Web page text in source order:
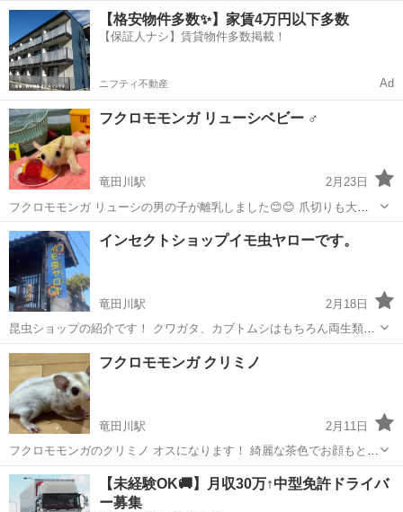
た！！😊😊 かなり臆病な性格で鳴きますが とっても可愛いカラーで
優しく近づくと触らせてくれます😊 少し慣らすのに時間はかかってし
まうかもです💦 お問い合わせ...
奈良 生駒郡 竜田川駅 ペットショップ フクロモモンガ
【格安物件多数✨】家賃4万円以下多数
【保証人ナシ】賃貸物件多数掲載！
ニフティ不動産 Ad
フクロモモンガ リューシベビー ♂
竜田川駅
2月23日
フクロモモンガ リューシの男の子が離乳しました😊😊 爪切りも大人
しくさせてくれるので 慣れている方だと思います。 お迎え後は匂いが
代わり多少鳴くこともあると思います💦 他にもクリミノオス、ノーマ
ルメスがいております！！...
奈良 生駒郡 竜田川駅 ペットショップ フクロモモンガ
インセクトショップイモ虫ヤローです。
竜田川駅
2月18日
昆虫ショップの紹介です！ クワガタ、カブトムシはもちろん両生類、
奇蟲などもございます！ 観葉植物も置いてますので是非来て下さい♪
営業時間 日曜日の14:00〜20:00までです^_^ イベントごとがあれば日
曜日はお休みとな...
奈良 生駒郡 竜田川駅 ペットショップ
フクロモモンガ クリミノ
竜田川駅
2月11日
フクロモモンガのクリミノ オスになります！ 綺麗な茶色でお顔もとっ
ても可愛いです😊😊 お問い合わせお待ちしております🙇‍♀️ すぐお迎え
可能です！
奈良 生駒郡 竜田川駅 ペットショップ フクロモモンガ
【未経験OK🚚】月収30万↑中型免許ドライバ
ー募集